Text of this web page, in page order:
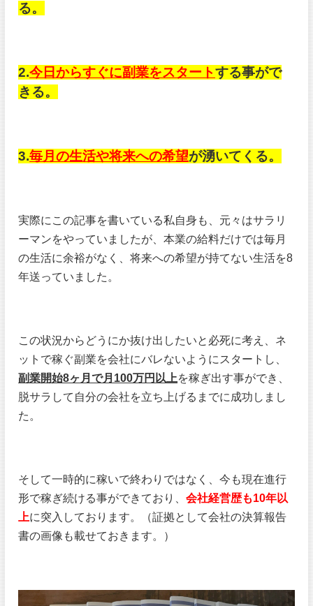
る。
2.今日からすぐに副業をスタートする事がで
きる。
3.毎月の生活や将来への希望が湧いてくる。
実際にこの記事を書いている私自身も、元々はサラリ
ーマンをやっていましたが、本業の給料だけでは毎月
の生活に余裕がなく、将来への希望が持てない生活を8
年送っていました。
この状況からどうにか抜け出したいと必死に考え、ネ
ットで稼ぐ副業を会社にバレないようにスタートし、
副業開始8ヶ月で月100万円以上を稼ぎ出す事ができ、
脱サラして自分の会社を立ち上げるまでに成功しまし
た。
そして一時的に稼いで終わりではなく、今も現在進行
形で稼ぎ続ける事ができており、会社経営歴も10年以
上に突入しております。（証拠として会社の決算報告
書の画像も載せておきます。）